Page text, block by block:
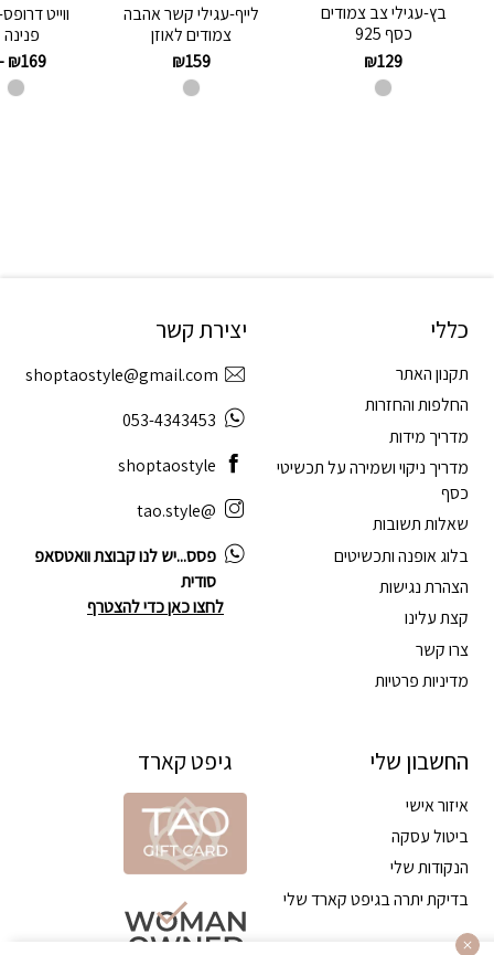
בץ-עגילי צב צמודים
כסף 925
₪129
לייף-עגילי קשר אהבה
צמודים לאוזן
₪159
ווייט
₪169
כללי
תקנון האתר
החלפות והחזרות
מדריך מידות
מדריך ניקוי ושמירה על תכשיטי
כסף
שאלות תשובות
בלוג אופנה ותכשיטים
הצהרת נגישות
קצת עלינו
צרו קשר
מדיניות פרטיות
החשבון שלי
איזור אישי
ביטול עסקה
הנקודות שלי
בדיקת יתרה בגיפט קארד שלי
יצירת קשר
shoptaostyle@gmail.com
053-4343453
shoptaostyle
@tao.style
פסס...יש לנו קבוצת וואטסאפ
סודית
לחצו כאן כדי להצטרף
גיפט קארד